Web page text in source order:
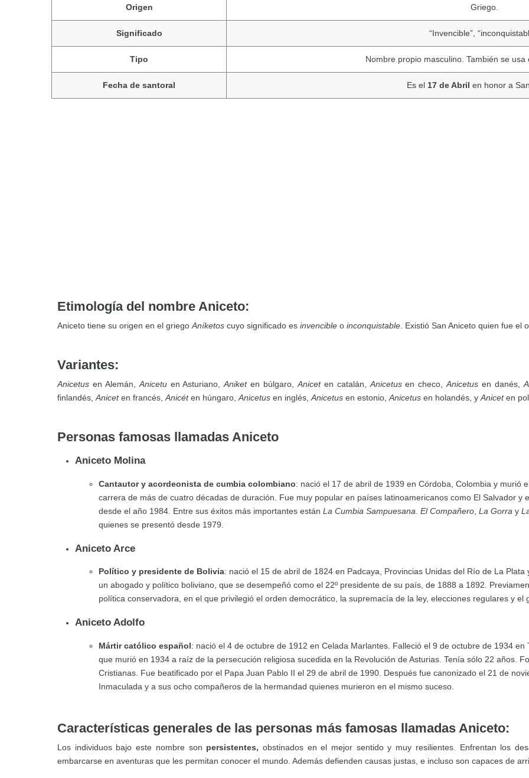
Origen Griego.
Significado “Invencible”,
Tipo Nombre propio masculino. También se usa
Fecha de santoral Es el 17 de Abril en honor a
Etimología del nombre Aniceto:
Aniceto tiene su origen en el griego Aníketos cuyo significado es invencible o inconquistable . Existió San Aniceto quien fue
Variantes:
Anicetus en Alemán, Anicetuen Asturiano,Aniketen búlgaro, Aniceten catalán, Anicetusen checo,Anicetus en danés,
finlandés, Aniceten francés, Anicéten húngaro, Anicetus en inglés, Anicetus en estonio, Anicetus en holandés, y Aniceten
Personas famosas llamadas Aniceto
Aniceto Molina
Cantautor y acordeonista de cumbia colombiano: nació el 17 de abril de 1939 en Córdoba, Colombia y murió
carrera de más de cuatro décadas de duración. Fue muy popular en países latinoamericanos como El Salvador y
desde el año 1984. Entre sus éxitos más importantes están La Cumbia Sampuesana El Compañero La Gorra y
quienes se presentó desde 1979.
Aniceto Arce
Político y presidente de Bolivia: nació el 15 de abril de 1824 en Padcaya, Provincias Unidas del Río de La
un abogado y político boliviano, que se desempeñó como el 22º presidente de su país, de 1888 a 1892.
política conservadora, en el que privilegió el orden democrático, la supremacía de la ley, elecciones regulares y
Aniceto Adolfo
Mártir católico español: nació el 4 de octubre de 1912 en Celada Marlantes. Falleció el 9 de octubre de 1934
que murió en 1934 a raíz de la persecución religiosa sucedida en la Revolución de Asturias. Tenía sólo 22 años.
Cristianas. Fue beatificado por el Papa Juan Pablo II el 29 de abril de 1990. Después fue canonizado el 21 de
Inmaculada y a sus ocho compañeros de la hermandad quienes murieron en el mismo suceso.
Características generales de las personas más famosas llamadas Aniceto:
Los individuos bajo este nombre son persistentes, obstinados en el mejor sentido y muy resilientes. Enfrentan los
embarcarse en aventuras que les permitan conocer el mundo. Además defienden causas justas, e incluso son capaces de